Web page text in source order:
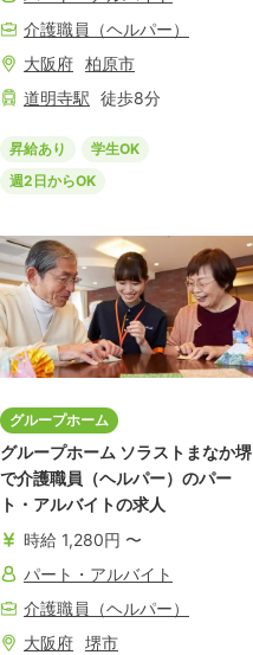
介護職員（ヘルパー）
大阪府 柏原市
道明寺駅 徒歩8分
昇給あり
学生OK
週2日からOK
グループホーム
グループホーム ソラストまなか堺
で介護職員（ヘルパー）のパー
ト・アルバイトの求人
時給 1,280円 〜
パート・アルバイト
介護職員（ヘルパー）
大阪府 堺市